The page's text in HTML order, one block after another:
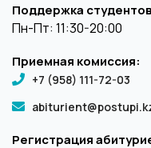
Поддержка студентов
Пн-Пт: 11:30-20:00
Приемная комиссия:
+7 (958) 111-72-03
Регистрация